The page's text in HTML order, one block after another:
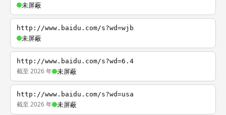
未屏蔽
http://www.baidu.com/s?wd=wjb
未屏蔽
http://www.baidu.com/s?wd=6.4
截至 2026 年 未屏蔽
http://www.baidu.com/s?wd=usa
截至 2026 年 未屏蔽